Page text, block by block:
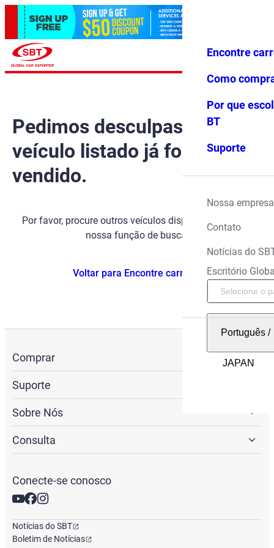
Favoritos Menu
Encontre
Como
Por que
BT
Suporte
Nossa empresa
Contato
Notícias do
Escritório
Português/
Pedimos desculpas, mas o
veículo listado já foi
vendido.
Por favor, procure outros veículos disponíveis usando
nossa função de busca.
Voltar para Encontre carros
Comprar
Suporte
Sobre Nós
Consulta
Conecte-se conosco
Notícias do SBT
Boletim de Notícias